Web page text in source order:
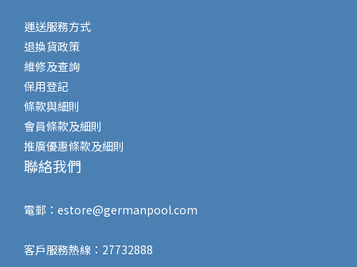
運送服務方式
退換貨政策
維修及查詢
保用登記
條款與細則
會員條款及細則
推廣優惠條款及細則
聯絡我們
電郵： estore@germanpool.com
客戶服務熱線：27732888